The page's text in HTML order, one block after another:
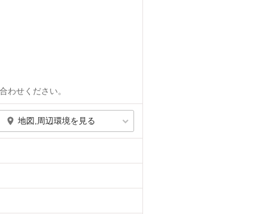
わせください。
地図,周辺環境を見る